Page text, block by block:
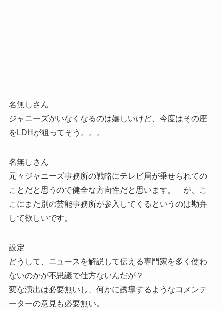
名無しさん
ジャニーズがいなくなるのは嬉しいけど、今度はその座
をLDHが狙ってそう。。。
名無しさん
元々ジャニーズ事務所の戦略にテレビ局が乗せられての
ことだと思うので健全な方向性だと思います。 が、こ
こにまた別の芸能事務所が参入してくるというのは勘弁
して欲しいです。
設定
どうして、ニュースを解説して伝える専門家を多く使わ
ないのかが不思議で仕方ないんだが？
変な演出は必要無いし、何かに誘導するようなコメンテ
ーターの意見も必要無い。